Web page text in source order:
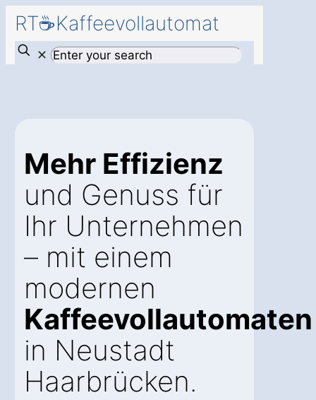
RT☕Kaffeevollautomat
✕
Mehr Effizienz
und Genuss für
Ihr Unternehmen
– mit einem
modernen
Kaffeevollautomaten
in Neustadt
Haarbrücken.